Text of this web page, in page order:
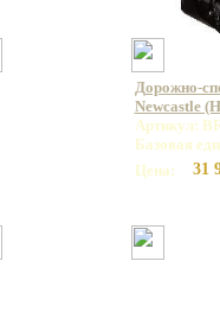
Дорожно-
Newcastle
Артикул:
Базовая
Цена:
31